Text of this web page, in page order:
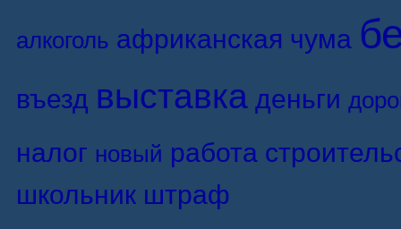
алкоголь африканская чума
въезд выставкаденьги
налог новый работа
школьник штраф